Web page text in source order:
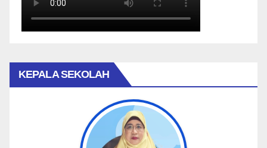
KEPALA SEKOLAH